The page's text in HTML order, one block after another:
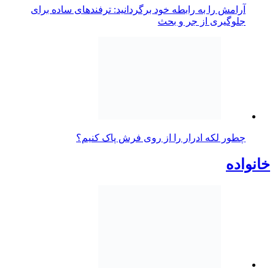
آرامش را به رابطه خود برگردانید: ترفندهای ساده برای
جلوگیری از جر و بحث
چطور لکه ادرار را از روی فرش پاک کنیم؟
خانواده